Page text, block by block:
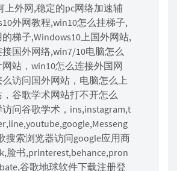
上外网,稳定的pc网络加速辅
外网教程,win10怎么挂梯子,
梯子,Windows10上国外网站,
国外网络,win7/10电脑怎么
站，win10怎么连接外国网
访问国外网站，电脑怎么上
谷歌学术网站打不开怎么
问谷歌学术，ins,instagram,t
搜索浏览器访问google应用商
脸书,printerest,behance,pron
谷歌地球软件下载注册登